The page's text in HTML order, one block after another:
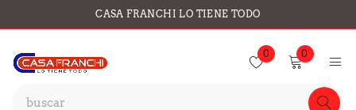
CASA FRANCHI LO TIENE TODO
0 0